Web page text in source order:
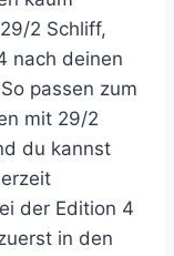
2 Schliff,
nach deinen
passen zum
mit 29/2
du kannst
der Edition 4
in den